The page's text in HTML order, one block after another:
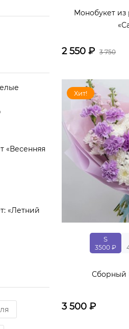
«Весенняя
«Летний
Монобукет из
2 550 ₽ 3 750
Хит!
S
3500 ₽
Сборный
3 500 ₽